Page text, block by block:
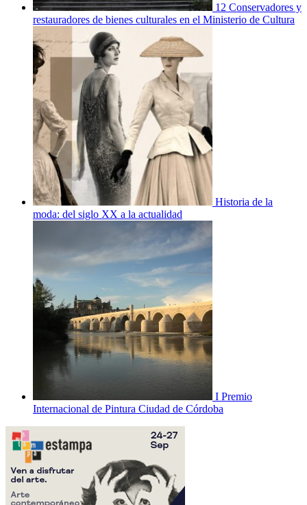
12 Conservadores y
restauradores de bienes culturales en el Ministerio de Cultura
Historia de la
moda: del siglo XX a la actualidad
I Premio
Internacional de Pintura Ciudad de Córdoba